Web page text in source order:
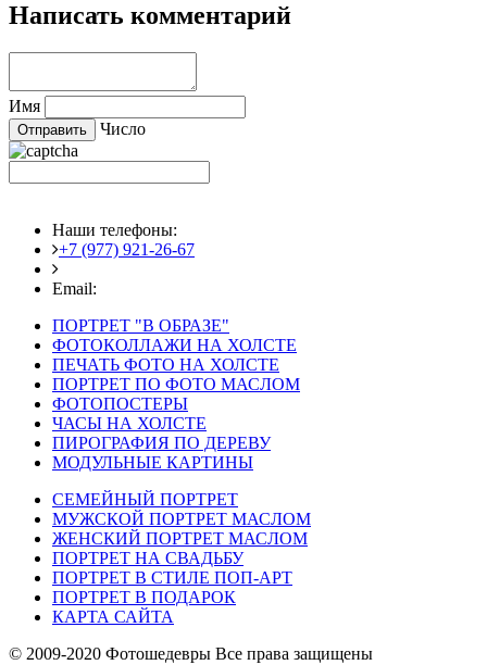
Написать комментарий
Имя
Число
Наши телефоны:
+7 (977) 921-26-67
Email:
ПОРТРЕТ "В ОБРАЗЕ"
ФОТОКОЛЛАЖИ НА ХОЛСТЕ
ПЕЧАТЬ ФОТО НА ХОЛСТЕ
ПОРТРЕТ ПО ФОТО МАСЛОМ
ФОТОПОСТЕРЫ
ЧАСЫ НА ХОЛСТЕ
ПИРОГРАФИЯ ПО ДЕРЕВУ
МОДУЛЬНЫЕ КАРТИНЫ
СЕМЕЙНЫЙ ПОРТРЕТ
МУЖСКОЙ ПОРТРЕТ МАСЛОМ
ЖЕНСКИЙ ПОРТРЕТ МАСЛОМ
ПОРТРЕТ НА СВАДЬБУ
ПОРТРЕТ В СТИЛЕ ПОП-АРТ
ПОРТРЕТ В ПОДАРОК
КАРТА САЙТА
© 2009-2020 Фотошедевры Все права защищены